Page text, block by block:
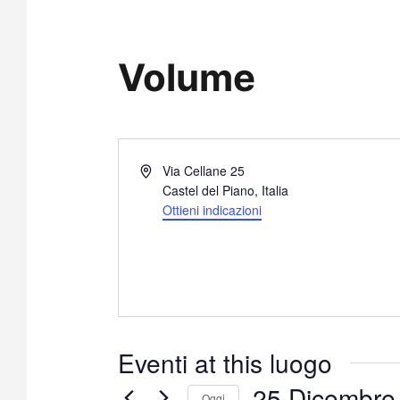
Volume
I
Via Cellane 25
Castel del Piano, Italia
Ottieni indicazioni
Eventi at this luogo